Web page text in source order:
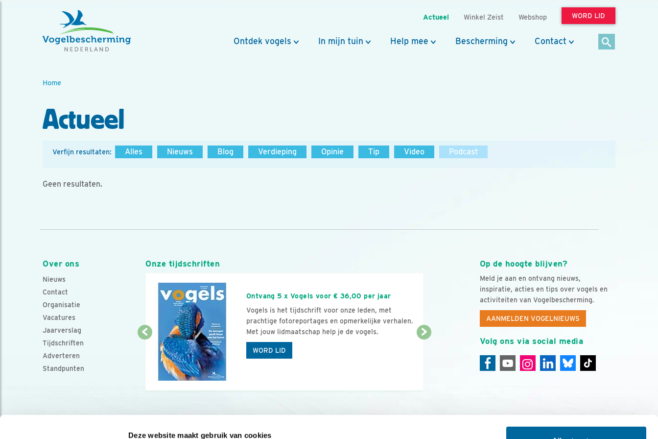
Deze website maakt gebruik van cookies
Actueel Winkel Zeist Webshop WORD LID
Ontdek vogels In mijn tuin Help mee Bescherming Contact
Home
Actueel
Verfijn resultaten: Alles Nieuws Blog Verdieping Opinie Tip Video Podcast
Geen resultaten.
Over ons
Nieuws
Contact
Organisatie
Vacatures
Jaarverslag
Tijdschriften
Adverteren
Standpunten
Op de hoogte blijven?
Meld je aan en ontvang nieuws,
inspiratie, acties en tips over vogels en
activiteiten van Vogelbescherming.
AANMELDEN VOGELNIEUWS
Volg ons via social media
Onze tijdschriften
Ontvang 5 x Vogels voor € 36,00 per jaar
Vogels is het tijdschrift voor onze leden, met
prachtige fotoreportages en opmerkelijke verhalen.
Met jouw lidmaatschap help je de vogels.
WORD LID